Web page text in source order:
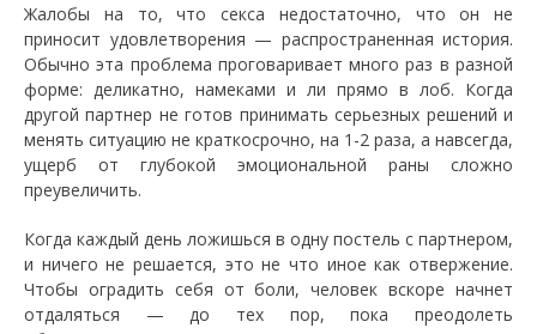
Жалобы на то, что секса недостаточно, что он не
приносит удовлетворения — распространенная история.
Обычно эта проблема проговаривает много раз в разной
форме: деликатно, намеками и ли прямо в лоб. Когда
другой партнер не готов принимать серьезных решений и
менять ситуацию не краткосрочно, на 1-2 раза, а навсегда,
ущерб от глубокой эмоциональной раны сложно
преувеличить.
Когда каждый день ложишься в одну постель с партнером,
и ничего не решается, это не что иное как отвержение.
Чтобы оградить себя от боли, человек вскоре начнет
отдаляться — до тех пор, пока преодолеть